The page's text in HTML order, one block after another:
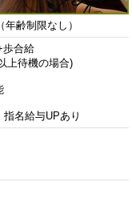
齢制限なし）
歩合給
上待機の場合)
名給与UPあり